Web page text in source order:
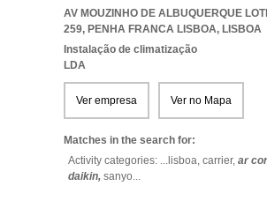
AV MOUZINHO DE ALBUQUERQUE
259, PENHA FRANCA LISBOA, LISBOA
Instalação de climatização
LDA
Ver empresa Ver no Mapa
Matches in the search for:
Activity categories: ... lisboa, carrier, ar
daikin, sanyo...